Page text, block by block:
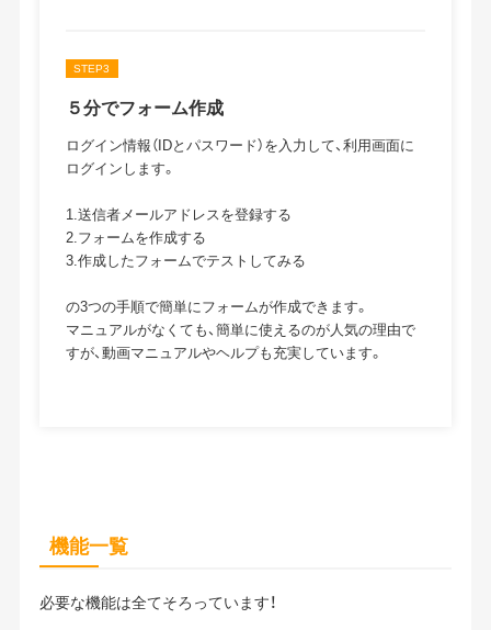
STEP3
５分でフォーム作成
ログイン情報（IDとパスワード）を入力して、利用画面に
ログインします。
1.送信者メールアドレスを登録する
2.フォームを作成する
3.作成したフォームでテストしてみる
の3つの手順で簡単にフォームが作成できます。
マニュアルがなくても、簡単に使えるのが人気の理由で
すが、動画マニュアルやヘルプも充実しています。
機能一覧
必要な機能は全てそろっています！